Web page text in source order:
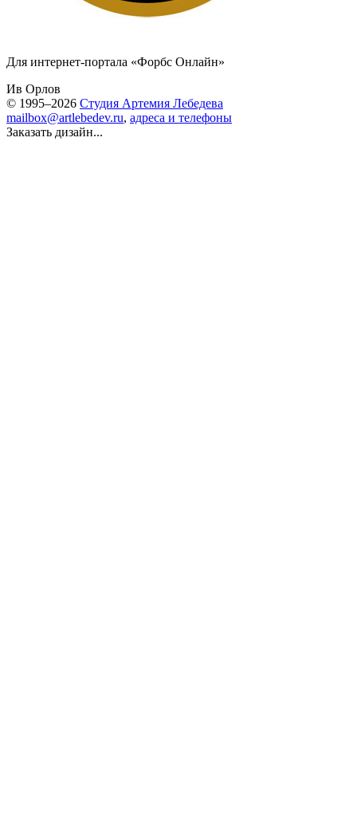
Для интернет-портала «Форбс Онлайн»
Ив Орлов
© 1995–2026 Студия Артемия Лебедева
mailbox@artlebedev.ru, адреса и телефоны
Заказать дизайн...